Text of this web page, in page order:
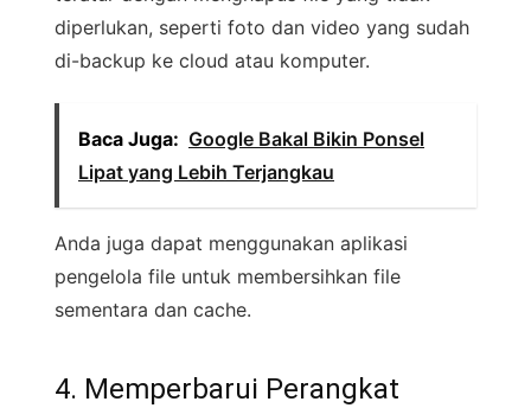
diperlukan, seperti foto dan video yang sudah
di-backup ke cloud atau komputer.
Baca Juga: Google Bakal Bikin Ponsel
Lipat yang Lebih Terjangkau
Anda juga dapat menggunakan aplikasi
pengelola file untuk membersihkan file
sementara dan cache.
4. Memperbarui Perangkat